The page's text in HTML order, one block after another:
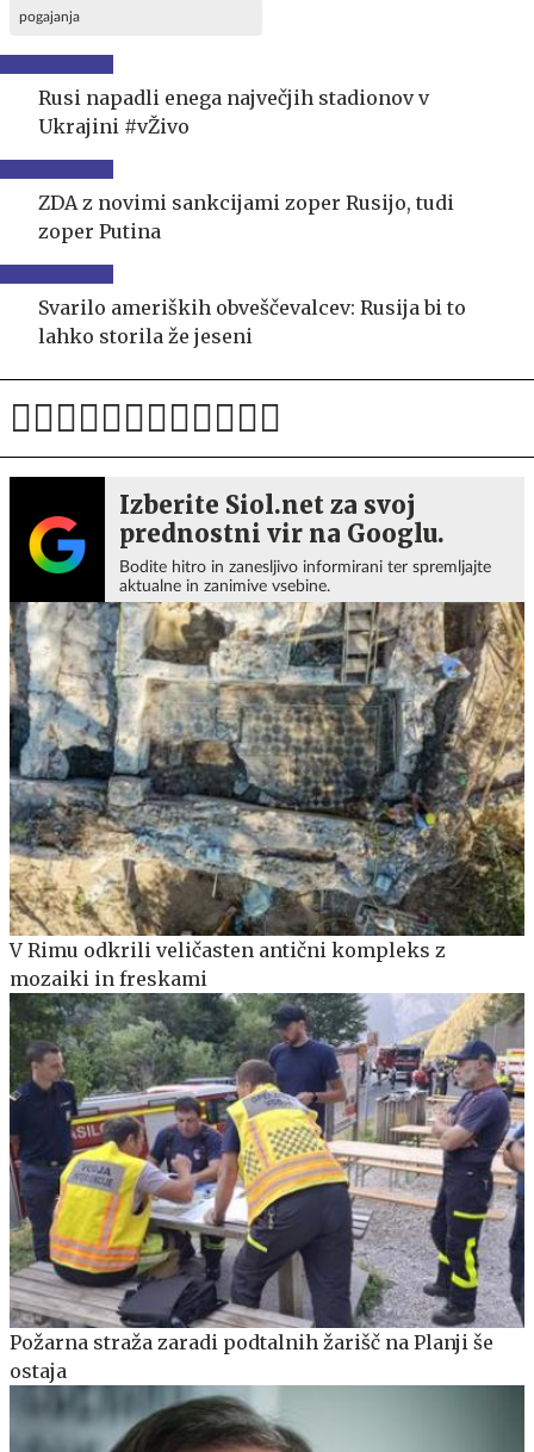
pogajanja
Rusi napadli enega največjih stadionov v
Ukrajini #vŽivo
ZDA z novimi sankcijami zoper Rusijo, tudi
zoper Putina
Svarilo ameriških obveščevalcev: Rusija bi to
lahko storila že jeseni
Izberite Siol.net za svoj
prednostni vir na Googlu.
Bodite hitro in zanesljivo informirani ter spremljajte
aktualne in zanimive vsebine.
V Rimu odkrili veličasten antični kompleks z
mozaiki in freskami
Požarna straža zaradi podtalnih žarišč na Planji še
ostaja